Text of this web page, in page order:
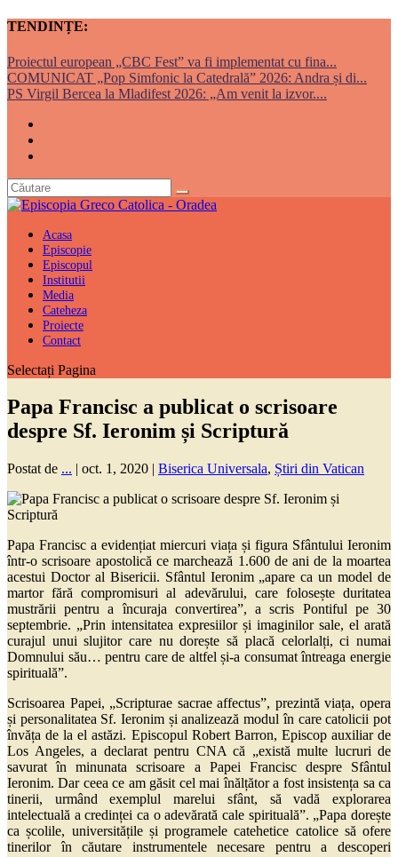
TENDINȚE:
Proiectul european „CBC Fest” va fi implementat cu fina...
COMUNICAT „Pop Simfonic la Catedrală” 2026: Andra și di...
PS Virgil Bercea la Mladifest 2026: „Am venit la izvor....
Acasa
Episcopie
Episcopul
Institutii
Media
Cateheza
Proiecte
Contact
Selectați Pagina
Papa Francisc a publicat o scrisoare
despre Sf. Ieronim și Scriptură
Postat de ... | oct. 1, 2020 | Biserica Universala, Știri din Vatican
Papa Francisc a evidențiat miercuri viața și figura Sfântului Ieronim
într-o scrisoare apostolică ce marchează 1.600 de ani de la moartea
acestui Doctor al Bisericii. Sfântul Ieronim „apare ca un model de
martor fără compromisuri al adevărului, care folosește duritatea
mustrării pentru a încuraja convertirea”, a scris Pontiful pe 30
septembrie. „Prin intensitatea expresiilor și imaginilor sale, el arată
curajul unui slujitor care nu dorește să placă celorlalți, ci numai
Domnului său… pentru care de altfel și-a consumat întreaga energie
spirituală”.
Scrisoarea Papei, „Scripturae sacrae affectus”, prezintă viața, opera
și personalitatea Sf. Ieronim și analizează modul în care catolicii pot
învăța de la el astăzi. Episcopul Robert Barron, Episcop auxiliar de
Los Angeles, a declarat pentru CNA că „există multe lucruri de
savurat în minunata scrisoare a Papei Francisc despre Sfântul
Ieronim. Dar ceea ce am găsit cel mai înălțător a fost insistența sa ca
tinerii, urmând exemplul marelui sfânt, să vadă explorarea
intelectuală a credinței ca o adevărată cale spirituală”. „Papa dorește
ca școlile, universitățile și programele catehetice catolice să ofere
tinerilor în căutare instrumentele necesare pentru a descoperi